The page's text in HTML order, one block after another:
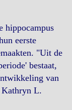
hippocampus
eerste
"Uit de
bestaat,
van
Kathryn L.